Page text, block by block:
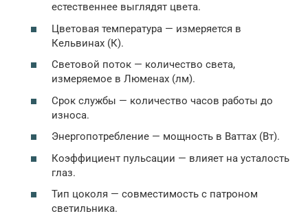
естественнее выглядят цвета.
Цветовая температура — измеряется в
Кельвинах (К).
Световой поток — количество света,
измеряемое в Люменах (лм).
Срок службы — количество часов работы до
износа.
Энергопотребление — мощность в Ваттах (Вт).
Коэффициент пульсации — влияет на усталость
глаз.
Тип цоколя — совместимость с патроном
светильника.